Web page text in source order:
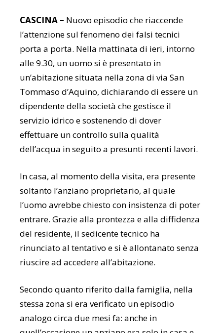
CASCINA – Nuovo episodio che riaccende
l’attenzione sul fenomeno dei falsi tecnici
porta a porta. Nella mattinata di ieri, intorno
alle 9.30, un uomo si è presentato in
un’abitazione situata nella zona di via San
Tommaso d’Aquino, dichiarando di essere un
dipendente della società che gestisce il
servizio idrico e sostenendo di dover
effettuare un controllo sulla qualità
dell’acqua in seguito a presunti recenti lavori.
In casa, al momento della visita, era presente
soltanto l’anziano proprietario, al quale
l’uomo avrebbe chiesto con insistenza di poter
entrare. Grazie alla prontezza e alla diffidenza
del residente, il sedicente tecnico ha
rinunciato al tentativo e si è allontanato senza
riuscire ad accedere all’abitazione.
Secondo quanto riferito dalla famiglia, nella
stessa zona si era verificato un episodio
analogo circa due mesi fa: anche in